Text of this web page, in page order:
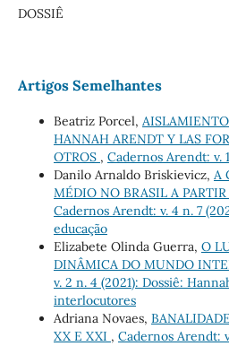
DOSSIÊ
Artigos Semelhantes
Beatriz Porcel,
HANNAH ARENDT Y LAS
OTROS , Cadernos Arendt: v.
Danilo Arnaldo Briskievicz, A
MÉDIO NO BRASIL A
Cadernos Arendt: v. 4 n. 7
educação
Elizabete Olinda Guerra, O
DINÂMICA DO MUNDO
v. 2 n. 4 (2021): Dossiê:
interlocutores
Adriana Novaes,
XX E XXI , Cadernos Arendt: